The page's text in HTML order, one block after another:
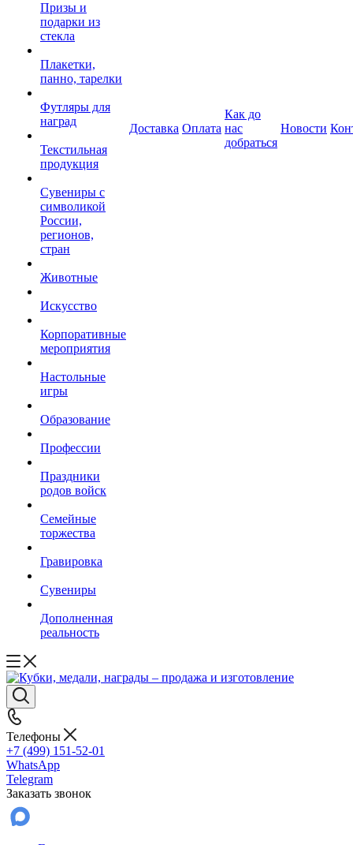
Призы и
подарки из
стекла
Плакетки,
панно, тарелки
Футляры для
наград
Текстильная
продукция
Сувениры с
символикой
России,
регионов,
стран
Животные
Искусство
Корпоративные
мероприятия
Настольные
игры
Образование
Профессии
Праздники
родов войск
Семейные
торжества
Гравировка
Сувениры
Дополненная
реальность
Доставка Оплата
Как до
нас
добраться
Новости
Телефоны
+7 (499) 151-52-01
WhatsApp
Telegram
Заказать звонок